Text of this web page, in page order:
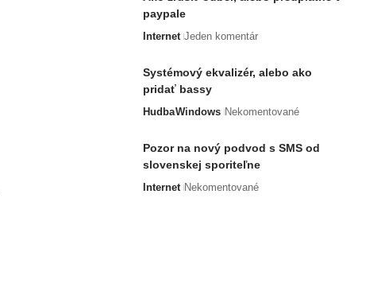
paypale
Internet Jeden komentár
Systémový ekvalizér, alebo ako
pridať bassy
HudbaWindows Nekomentované
Pozor na nový podvod s SMS od
slovenskej sporiteľne
Internet Nekomentované